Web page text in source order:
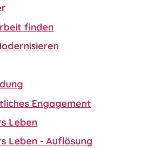
finden
Engagement
Leben
Leben - Auflösung